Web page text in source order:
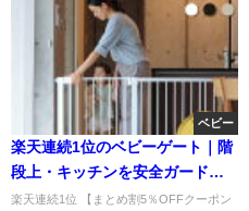
ベビー
楽天連続1位のベビーゲート｜階
段上・キッチンを安全ガードで
きる人気柵
楽天連続1位 【まとめ割5％OFFクーポン